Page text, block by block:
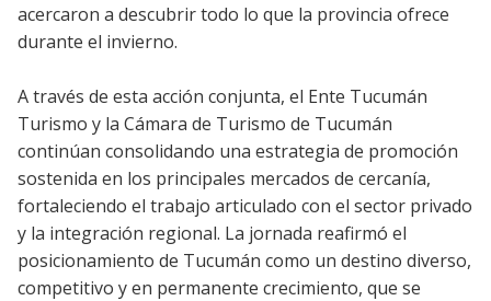
acercaron a descubrir todo lo que la provincia ofrece
durante el invierno.
A través de esta acción conjunta, el Ente Tucumán
Turismo y la Cámara de Turismo de Tucumán
continúan consolidando una estrategia de promoción
sostenida en los principales mercados de cercanía,
fortaleciendo el trabajo articulado con el sector privado
y la integración regional. La jornada reafirmó el
posicionamiento de Tucumán como un destino diverso,
competitivo y en permanente crecimiento, que se